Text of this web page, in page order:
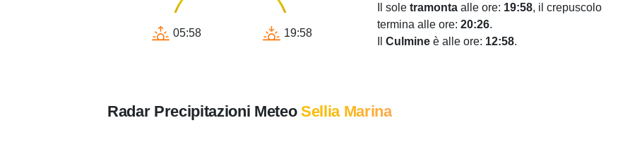
05:58 19:58
Il sole tramonta alle ore: 19:58, il crepuscolo
termina alle ore: 20:26.
Culmine è alle ore: 12:58.
Radar Precipitazioni MeteoSellia Marina